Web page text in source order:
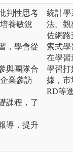
判性思考
養敏銳
，學會從
與團隊合
業參訪
課程，了
導，提升
統計學
法。觀
佐網路
索式學
在學習
學習打
據，市
RD等